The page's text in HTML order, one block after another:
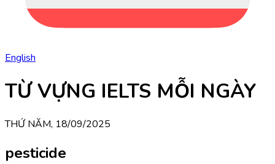
English
TỪ VỰNG IELTS MỖI NGÀY
THỨ NĂM, 18/09/2025
pesticide